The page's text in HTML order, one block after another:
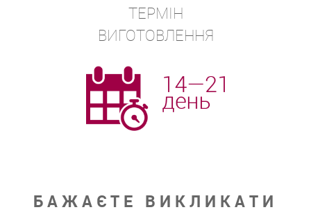
ТЕРМІН
ВИГОТОВЛЕННЯ
БАЖАЄТЕ ВИКЛИКАТИ